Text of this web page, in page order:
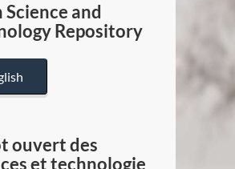
Canada
Science and
Repository
ouvert des
et technologie